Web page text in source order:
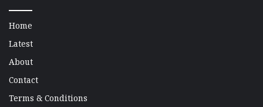
Home
Latest
About
Contact
Terms & Conditions